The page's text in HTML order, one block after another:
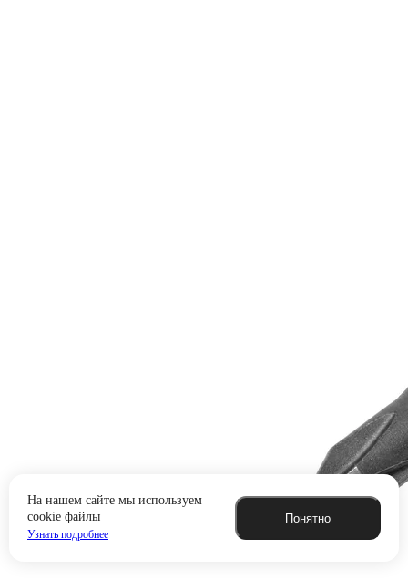
На нашем сайте мы используем
cookie файлы
Узнать подробнее
Понятно